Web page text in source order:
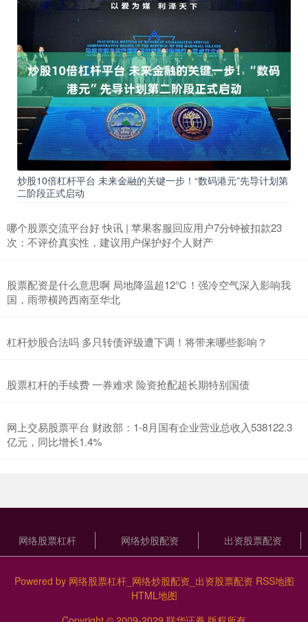
炒股10倍杠杆平台 未来金融的关键一步！“数码港元”先导计划第
二阶段正式启动
哪个股票交流平台好 快讯 | 苹果客服回应用户7分钟被扣款23
次：不评价真实性，建议用户保护好个人财产
股票配资是什么意思啊 局地降温超12℃！强冷空气深入影响我
国，雨带横跨西南至华北
杠杆炒股合法吗 多只转债评级遭下调！将带来哪些影响？
股票杠杆的手续费 一券难求 险资抢配超长期特别国债
网上交易股票平台 财政部：1-8月国有企业营业总收入538122.3
亿元，同比增长1.4%
网络股票杠杆 网络炒股配资 出资股票配资
Powered by 网络股票杠杆_网络炒股配资_出资股票配资 RSS地图
HTML地图